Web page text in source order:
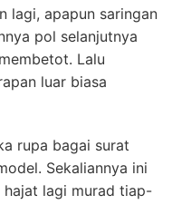
lagi, apapun saringan
pol selanjutnya
Lalu
luar biasa
rupa bagai surat
Sekaliannya ini
lagi murad tiap-